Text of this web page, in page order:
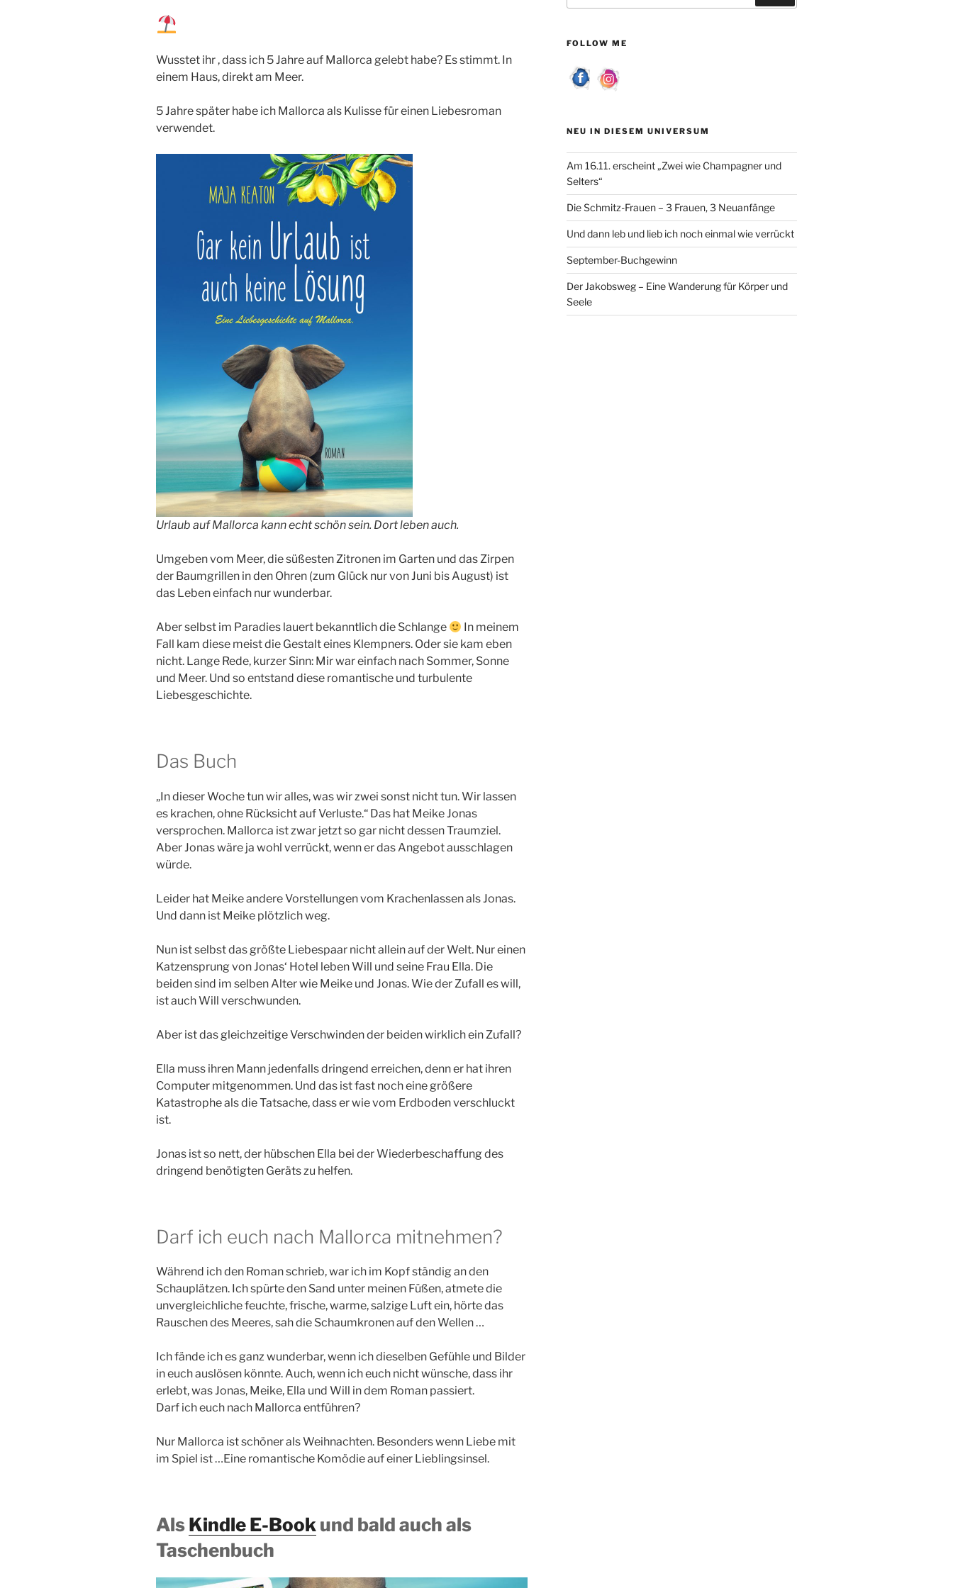
Wusstet ihr , dass ich 5 Jahre auf Mallorca gelebt habe? Es stimmt. In
einem Haus, direkt am Meer.
5 Jahre später habe ich Mallorca als Kulisse für einen Liebesroman
verwendet.
Urlaub auf Mallorca kann echt schön sein. Dort leben auch.
Umgeben vom Meer, die süßesten Zitronen im Garten und das Zirpen
der Baumgrillen in den Ohren (zum Glück nur von Juni bis August) ist
das Leben einfach nur wunderbar.
Aber selbst im Paradies lauert bekanntlich die Schlange
In meinem
Fall kam diese meist die Gestalt eines Klempners. Oder sie kam eben
nicht. Lange Rede, kurzer Sinn: Mir war einfach nach Sommer, Sonne
und Meer. Und so entstand diese romantische und turbulente
Liebesgeschichte.
Das Buch
„In dieser Woche tun wir alles, was wir zwei sonst nicht tun. Wir lassen
es krachen, ohne Rücksicht auf Verluste.“ Das hat Meike Jonas
versprochen. Mallorca ist zwar jetzt so gar nicht dessen Traumziel.
Aber Jonas wäre ja wohl verrückt, wenn er das Angebot ausschlagen
würde.
Leider hat Meike andere Vorstellungen vom Krachenlassen als Jonas.
Und dann ist Meike plötzlich weg.
Nun ist selbst das größte Liebespaar nicht allein auf der Welt. Nur einen
Katzensprung von Jonas‘ Hotel leben Will und seine Frau Ella. Die
beiden sind im selben Alter wie Meike und Jonas. Wie der Zufall es will,
ist auch Will verschwunden.
Aber ist das gleichzeitige Verschwinden der beiden wirklich ein Zufall?
Ella muss ihren Mann jedenfalls dringend erreichen, denn er hat ihren
Computer mitgenommen. Und das ist fast noch eine größere
Katastrophe als die Tatsache, dass er wie vom Erdboden verschluckt
ist.
Jonas ist so nett, der hübschen Ella bei der Wiederbeschaffung des
dringend benötigten Geräts zu helfen.
Darf ich euch nach Mallorca mitnehmen?
Während ich den Roman schrieb, war ich im Kopf ständig an den
Schauplätzen. Ich spürte den Sand unter meinen Füßen, atmete die
unvergleichliche feuchte, frische, warme, salzige Luft ein, hörte das
Rauschen des Meeres, sah die Schaumkronen auf den Wellen …
Ich fände ich es ganz wunderbar, wenn ich dieselben Gefühle und Bilder
in euch auslösen könnte. Auch, wenn ich euch nicht wünsche, dass ihr
erlebt, was Jonas, Meike, Ella und Will in dem Roman passiert.
Darf ich euch nach Mallorca entführen?
Nur Mallorca ist schöner als Weihnachten. Besonders wenn Liebe mit
im Spiel ist …Eine romantische Komödie auf einer Lieblingsinsel.
AlsKindle E-Bookund bald auch als
Taschenbuch
FOLLOW ME
NEU IN DIESEM UNIVERSUM
Am 16.11. erscheint „Zwei wie Champagner und
Selters“
Die Schmitz-Frauen – 3 Frauen, 3 Neuanfänge
Und dann leb und lieb ich noch einmal wie verrückt
September-Buchgewinn
Der Jakobsweg – Eine Wanderung für Körper und
Seele